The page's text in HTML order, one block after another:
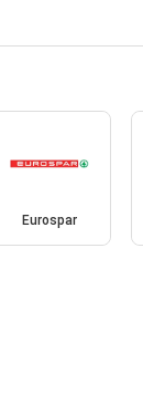
Eurospar